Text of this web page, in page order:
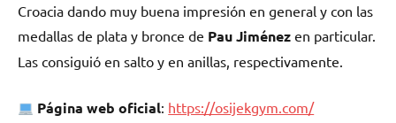
Croacia dando muy buena impresión en general y con las
medallas de plata y bronce de Pau Jiménez en particular.
Las consiguió en salto y en anillas, respectivamente.
Página web oficial: https://osijekgym.com/